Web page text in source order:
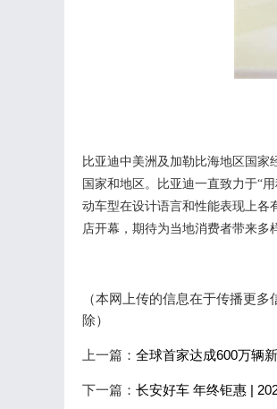
比亚迪中美洲及加勒比海地区国家
国家和地区 。比亚迪一直致力于“
动车型在设计语言和性能表现上各
店开幕， 期待为当地消费者带来多
（本网上传的信息在于传播更
除）
上一篇： 全球首家达成600万辆
下一篇： 长安好车 年终钜惠 |